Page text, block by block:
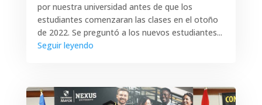
por nuestra universidad antes de que los
estudiantes comenzaran las clases en el otoño
de 2022. Se preguntó a los nuevos estudiantes...
Seguir leyendo